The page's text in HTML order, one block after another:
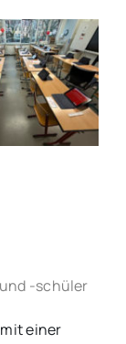
-schüler
einer